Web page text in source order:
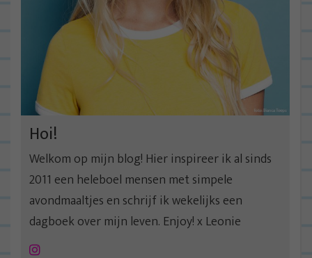
g
e
Hoi!
Welkom op mijn blog! Hier inspireer ik al sinds
2011 een heleboel mensen met simpele
avondmaaltjes en schrijf ik wekelijks een
dagboek over mijn leven. Enjoy! x Leonie
Instagram